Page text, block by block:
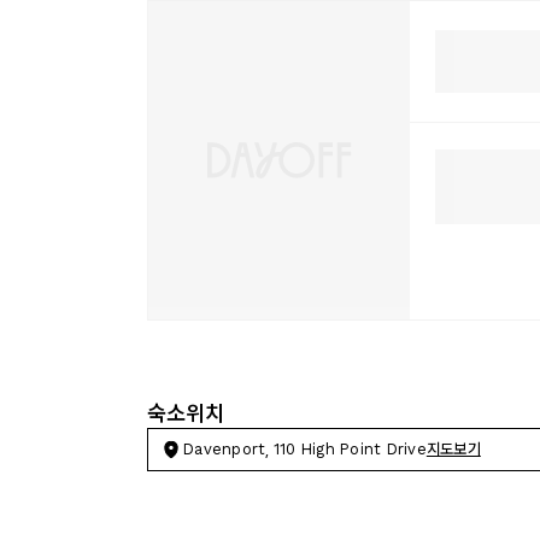
숙소위치
Davenport, 110 High Point Drive지도보기